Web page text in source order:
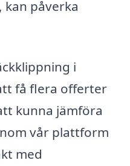
påverka
i
få flera offerter
kunna jämföra
vår plattform
med